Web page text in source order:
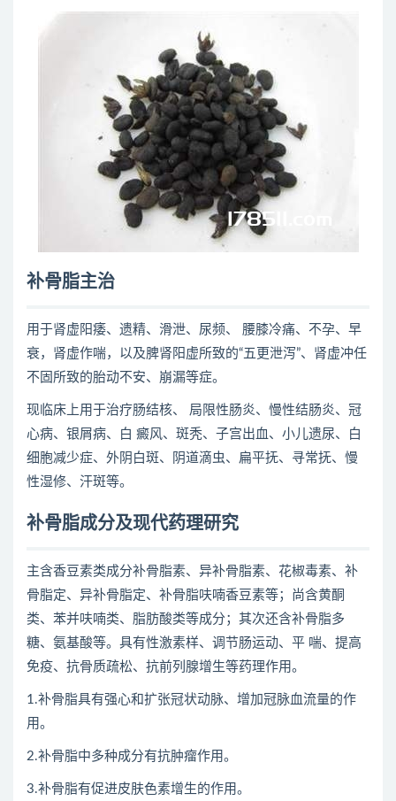
补骨脂主治
用于肾虚阳痿、遗精、滑泄、尿频、 腰膝冷痛、不孕、早
衰，肾虚作喘，以及脾肾阳虚所致的“五更泄泻”、肾虚冲任
不固所致的胎动不安、崩漏等症。
现临床上用于治疗肠结核、 局限性肠炎、慢性结肠炎、冠
心病、银屑病、白 癜风、斑秃、子宫出血、小儿遗尿、白
细胞减少症、外阴白斑、阴道滴虫、扁平抚、寻常抚、慢
性湿修、汗斑等。
补骨脂成分及现代药理研究
主含香豆素类成分补骨脂素、异补骨脂素、花椒毒素、补
骨脂定、异补骨脂定、补骨脂呋喃香豆素等；尚含黄酮
类、苯并呋喃类、脂肪酸类等成分；其次还含补骨脂多
糖、氨基酸等。具有性激素样、调节肠运动、平 喘、提高
免疫、抗骨质疏松、抗前列腺增生等药理作用。
1.补骨脂具有强心和扩张冠状动脉、增加冠脉血流量的作
用。
2.补骨脂中多种成分有抗肿瘤作用。
3.补骨脂有促进皮肤色素增生的作用。